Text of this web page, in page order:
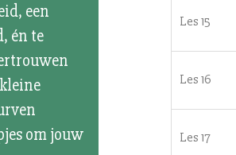
een
én te
om jouw
Les 15
Les 16
Les 17